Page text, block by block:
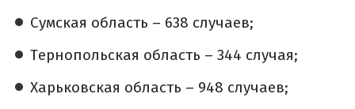
Сумская область – 638 случаев;
Тернопольская область – 344 случая;
Харьковская область – 948 случаев;